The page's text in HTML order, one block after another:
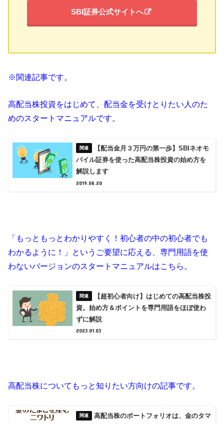
SBI証券公式サイトへ
※関連記事です。
高配当株投資をはじめて、配当金を受けとりたい人のた
めのスタートマニュアルです。
【配当金月３万円の第一歩】SBIネオモ
バイル証券を使った高配当株投資の始め方を
解説します
2019.08.20
「もっともっとわかりやすく！初心者の中の初心者でも
わかるように！」というご要望に応える、専門用語を使
わないバージョンのスタートマニュアルはこちら 。
【超初心者向け】はじめての高配当株投
資。始め方＆ポイントを専門用語をほぼ使わ
ずに解説
2023.01.03
高配当株についてもっと知りたい方向けの記事です。
高配当株のポートフォリオは、金のタマ